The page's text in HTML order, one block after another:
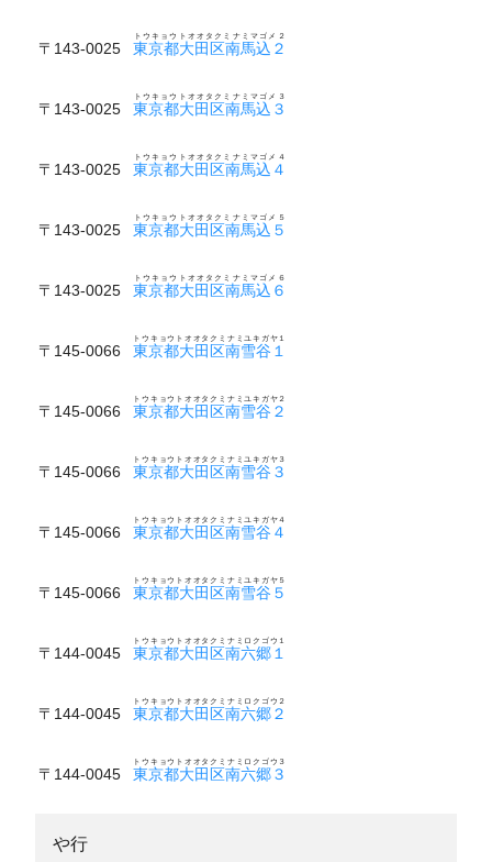
〒143-0025 東京都大田区南馬込２
トウキョウトオオタクミナミマゴメ２
〒143-0025 東京都大田区南馬込３
トウキョウトオオタクミナミマゴメ３
〒143-0025 東京都大田区南馬込４
トウキョウトオオタクミナミマゴメ４
〒143-0025 東京都大田区南馬込５
トウキョウトオオタクミナミマゴメ５
〒143-0025 東京都大田区南馬込６
トウキョウトオオタクミナミマゴメ６
〒145-0066 東京都大田区南雪谷１
トウキョウトオオタクミナミユキガヤ１
〒145-0066 東京都大田区南雪谷２
トウキョウトオオタクミナミユキガヤ２
〒145-0066 東京都大田区南雪谷３
トウキョウトオオタクミナミユキガヤ３
〒145-0066 東京都大田区南雪谷４
トウキョウトオオタクミナミユキガヤ４
〒145-0066 東京都大田区南雪谷５
トウキョウトオオタクミナミユキガヤ５
〒144-0045 東京都大田区南六郷１
トウキョウトオオタクミナミロクゴウ１
〒144-0045 東京都大田区南六郷２
トウキョウトオオタクミナミロクゴウ２
〒144-0045 東京都大田区南六郷３
トウキョウトオオタクミナミロクゴウ３
や行